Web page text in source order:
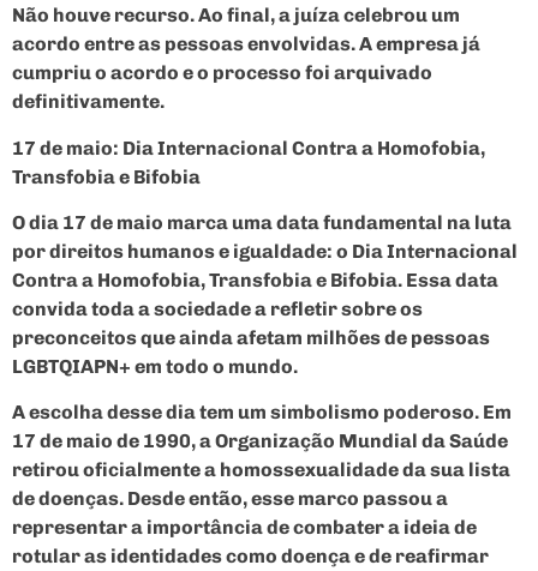
Não houve recurso. Ao final, a juíza celebrou um
acordo entre as pessoas envolvidas. A empresa já
cumpriu o acordo e o processo foi arquivado
definitivamente.
17 de maio: Dia Internacional Contra a Homofobia,
Transfobia e Bifobia
O dia 17 de maio marca uma data fundamental na luta
por direitos humanos e igualdade: o Dia Internacional
Contra a Homofobia, Transfobia e Bifobia. Essa data
convida toda a sociedade a refletir sobre os
preconceitos que ainda afetam milhões de pessoas
LGBTQIAPN+ em todo o mundo.
A escolha desse dia tem um simbolismo poderoso. Em
17 de maio de 1990, a Organização Mundial da Saúde
retirou oficialmente a homossexualidade da sua lista
de doenças. Desde então, esse marco passou a
representar a importância de combater a ideia de
rotular as identidades como doença e de reafirmar